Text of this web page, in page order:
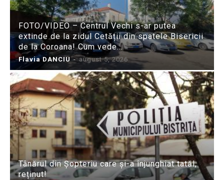
FOTO/VIDEO – Centrul Vechi s-ar putea
extinde de la zidul Cetății din spatele Bisericii
de la Coroana! Cum vede...
Flavia DANCIU - august 5, 2026
Tânărul din Șopteriu care și-a înjunghiat tatăl,
reținut!